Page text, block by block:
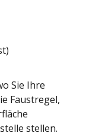
Sie Ihre
Faustregel,
stellen.